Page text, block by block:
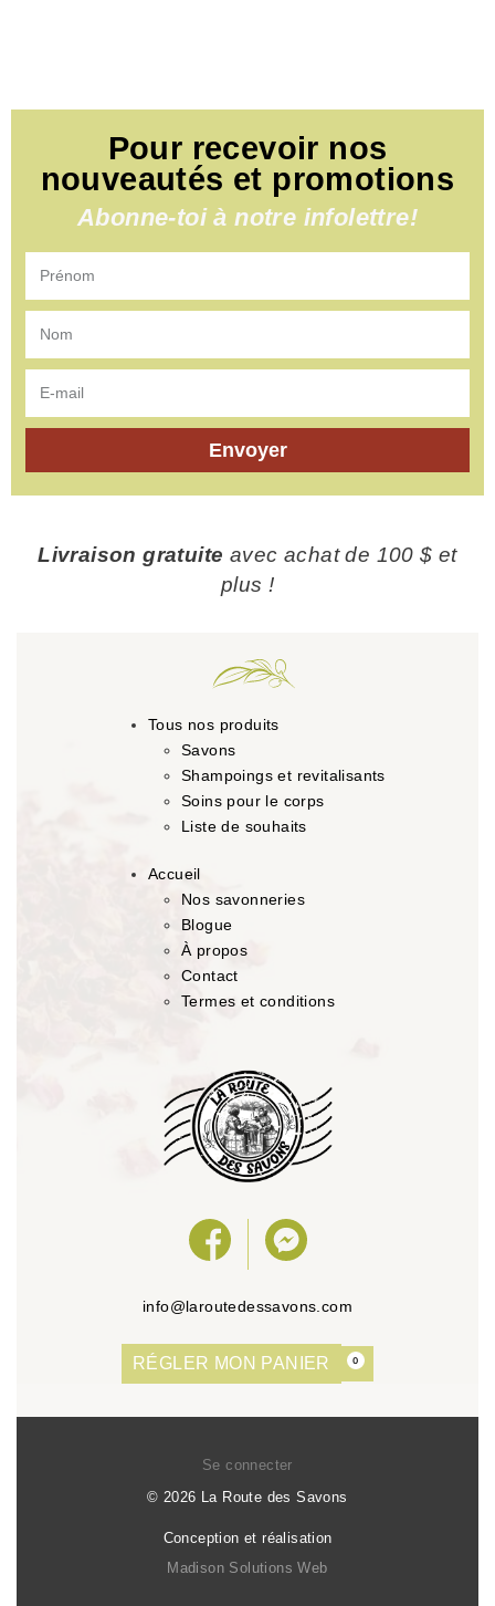
Pour recevoir nos
nouveautés et promotions
Abonne-toi à notre infolettre!
Envoyer
Livraison gratuite avec achat de 100 $ et
plus !
Tous nos produits
Savons
Shampoings et revitalisants
Soins pour le corps
Liste de souhaits
Accueil
Nos savonneries
Blogue
À propos
Contact
Termes et conditions
info@laroutedessavons.com
RÉGLER MON PANIER 0
© 2026 La Route des Savons
Se connecter
Conception et réalisation
Madison Solutions Web